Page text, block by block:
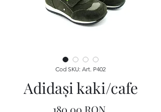
Cod SKU: Art. P402
Adidaşi kaki/cafe
180,00 RONPreț